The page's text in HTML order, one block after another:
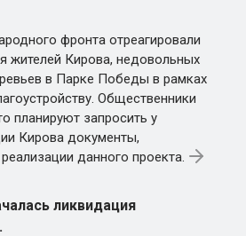
фронта отреагировали
жителей Кирова, недовольных
в Парке Победы в рамках
Общественники
планируют запросить у
Кирова документы,
данного проекта.
ликвидация